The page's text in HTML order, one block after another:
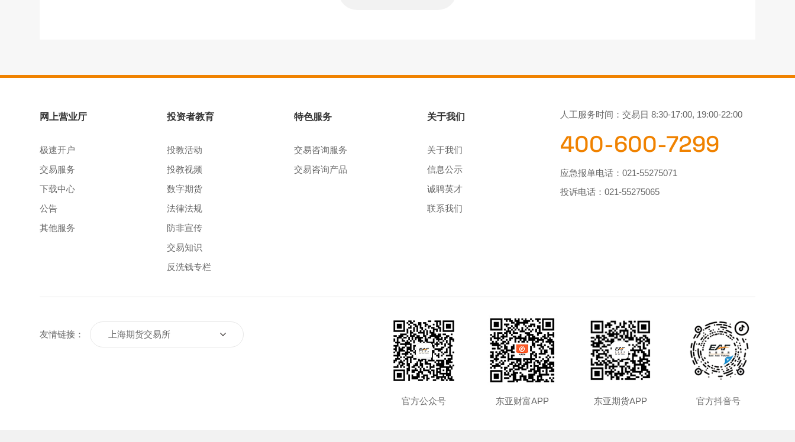
网上营业厅
极速开户
交易服务
下载中心
公告
其他服务
投资者教育
投教活动
投教视频
数字期货
法律法规
防非宣传
交易知识
反洗钱专栏
特色服务
交易咨询服务
交易咨询产品
关于我们
关于我们
信息公示
诚聘英才
联系我们
人工服务时间：交易日 8:30-17:00, 19:00-22:00
400-600-7299
应急报单电话： 021-55275071
投诉电话： 021-55275065
友情链接： 上海期货交易所
官方公众号 东亚财富APP 东亚期货APP 官方抖音号